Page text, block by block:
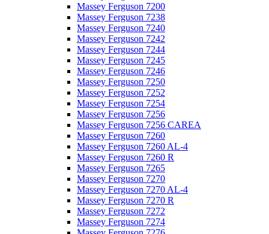
Massey Ferguson 7200
Massey Ferguson 7238
Massey Ferguson 7240
Massey Ferguson 7242
Massey Ferguson 7244
Massey Ferguson 7245
Massey Ferguson 7246
Massey Ferguson 7250
Massey Ferguson 7252
Massey Ferguson 7254
Massey Ferguson 7256
Massey Ferguson 7256 CAREA
Massey Ferguson 7260
Massey Ferguson 7260 AL-4
Massey Ferguson 7260 R
Massey Ferguson 7265
Massey Ferguson 7270
Massey Ferguson 7270 AL-4
Massey Ferguson 7270 R
Massey Ferguson 7272
Massey Ferguson 7274